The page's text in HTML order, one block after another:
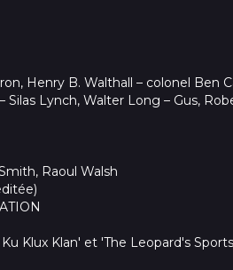
Henry B. Walthall – colonel
Lynch, Walter Long – Gus,
Raoul Walsh
Klux Klan' et 'The Leopard's